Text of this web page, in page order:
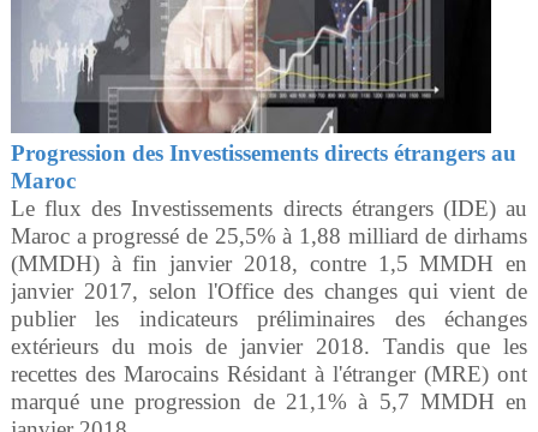
Progression des Investissements directs étrangers au
Maroc
Le flux des Investissements directs étrangers (IDE) au
Maroc a progressé de 25,5% à 1,88 milliard de dirhams
(MMDH) à fin janvier 2018, contre 1,5 MMDH en
janvier 2017, selon l'Office des changes qui vient de
publier les indicateurs préliminaires des échanges
extérieurs du mois de janvier 2018. Tandis que les
recettes des Marocains Résidant à l'étranger (MRE) ont
marqué une progression de 21,1% à 5,7 MMDH en